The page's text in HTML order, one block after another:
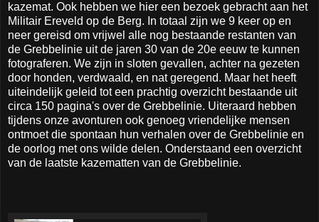
kazemat. Ook hebben we hier een bezoek gebracht aan het
Militair Ereveld op de Berg. In totaal zijn we 9 keer op en
neer gereisd om vrijwel alle nog bestaande restanten van
de Grebbelinie uit de jaren 30 van de 20e eeuw te kunnen
fotograferen. We zijn in sloten gevallen, achter na gezeten
door honden, verdwaald, en nat geregend. Maar het heeft
uiteindelijk geleid tot een prachtig overzicht bestaande uit
circa 150 pagina's over de Grebbelinie. Uiteraard hebben
tijdens onze avonturen ook genoeg vriendelijke mensen
ontmoet die spontaan hun verhalen over de Grebbelinie en
de oorlog met ons wilde delen. Onderstaand een overzicht
van de laatste kazematten van de Grebbelinie.